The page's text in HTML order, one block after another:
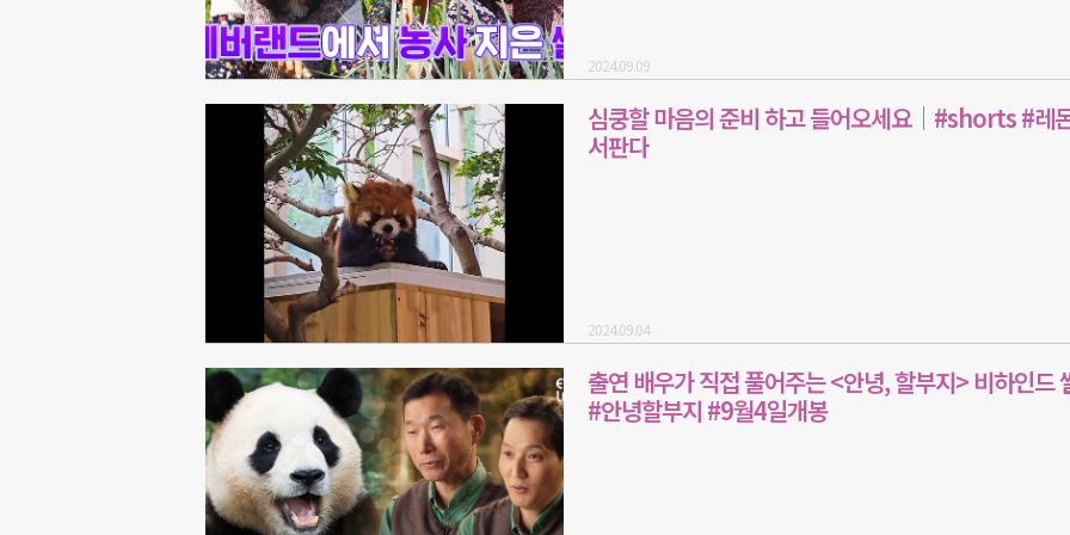
2024.09.09
심쿵할 마음의 준비 하고 들어오세요｜#shorts #레
서판다
2024.09.04
출연 배우가 직접 풀어주는 <안녕, 할부지> 비하인드
#안녕할부지 #9월4일개봉